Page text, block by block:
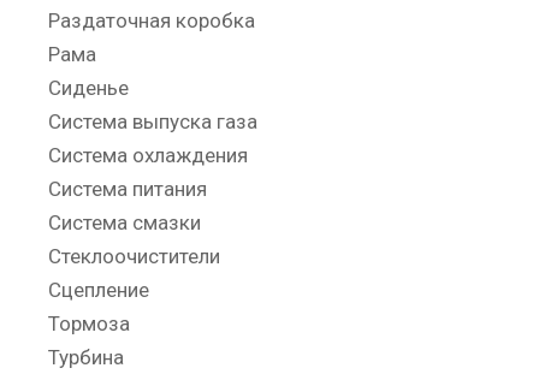
Раздаточная коробка
Рама
Сиденье
Система выпуска газа
Система охлаждения
Система питания
Система смазки
Стеклоочистители
Сцепление
Тормоза
Турбина